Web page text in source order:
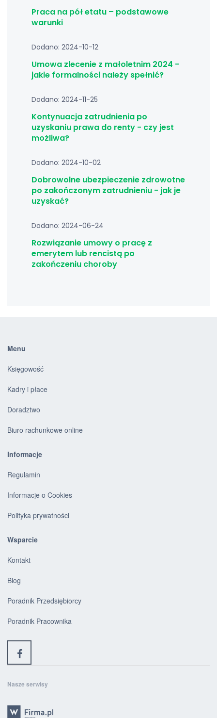
Praca na pół etatu – podstawowe
warunki
Dodano: 2024-10-12
Umowa zlecenie z małoletnim 2024 -
jakie formalności należy spełnić?
Dodano: 2024-11-25
Kontynuacja zatrudnienia po
uzyskaniu prawa do renty - czy jest
możliwa?
Dodano: 2024-10-02
Dobrowolne ubezpieczenie zdrowotne
po zakończonym zatrudnieniu - jak je
uzyskać?
Dodano: 2024-06-24
Rozwiązanie umowy o pracę z
emerytem lub rencistą po
zakończeniu choroby
Menu
Księgowość
Kadry i płace
Doradztwo
Biuro rachunkowe online
Informacje
Regulamin
Informacje o Cookies
Polityka prywatności
Wsparcie
Kontakt
Blog
Poradnik Przedsiębiorcy
Poradnik Pracownika
Nasze serwisy